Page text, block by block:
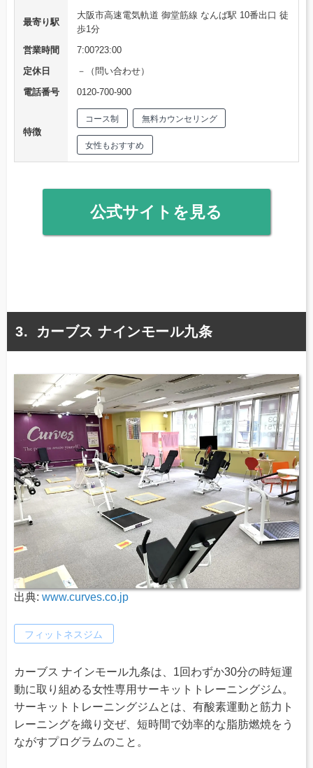
最寄り駅
大阪市高速電気軌道 御堂筋線 なんば駅 10番出口 徒
歩1分
営業時間
7:00?23:00
定休日
－（問い合わせ）
電話番号
0120-700-900
特徴
コース制 無料カウンセリング
女性もおすすめ
公式サイトを見る
カーブス ナインモール九条
出典: www.curves.co.jp
フィットネスジム
カーブス ナインモール九条は、1回わずか30分の時短運
動に取り組める女性専用サーキットトレーニングジム。
サーキットトレーニングジムとは、有酸素運動と筋力ト
レーニングを織り交ぜ、短時間で効率的な脂肪燃焼をう
ながすプログラムのこと。